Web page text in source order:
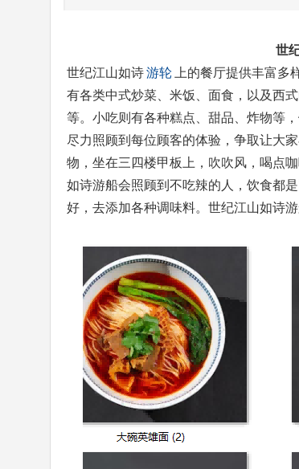
世
世纪江山如诗游轮 上的餐厅提供丰富多
有各类中式炒菜、米饭、面食，以及西
等。小吃则有各种糕点、甜品、炸物等
尽力照顾到每位顾客的体验，争取让大
物，坐在三四楼甲板上，吹吹风，喝点
如诗游船会照顾到不吃辣的人，饮食都
好，去添加各种调味料。世纪江山如诗游